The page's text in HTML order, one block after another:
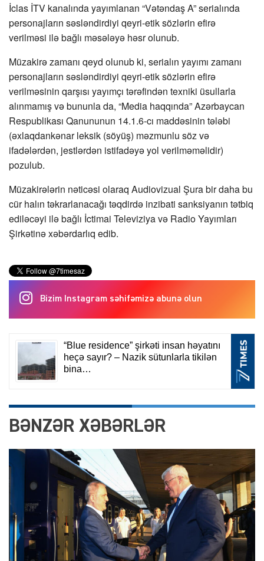
İclas İTV kanalında yayımlanan “Vətəndaş A” serialında
personajların səsləndirdiyi qeyri-etik sözlərin efirə
verilməsi ilə bağlı məsələyə həsr olunub.
Müzakirə zamanı qeyd olunub ki, serialın yayımı zamanı
personajların səsləndirdiyi qeyri-etik sözlərin efirə
verilməsinin qarşısı yayımçı tərəfindən texniki üsullarla
alınmamış və bununla da, “Media haqqında” Azərbaycan
Respublikası Qanununun 14.1.6-cı maddəsinin tələbi
(əxlaqdankənar leksik (söyüş) məzmunlu söz və
ifadələrdən, jestlərdən istifadəyə yol verilməməlidir)
pozulub.
Müzakirələrin nəticəsi olaraq Audiovizual Şura bir daha bu
cür halın təkrarlanacağı təqdirdə inzibati sanksiyanın tətbiq
ediləcəyi ilə bağlı İctimai Televiziya və Radio Yayımları
Şirkətinə xəbərdarlıq edib.
Bizim Instagram səhifəmizə abunə olun
BƏNZƏR XƏBƏRLƏR